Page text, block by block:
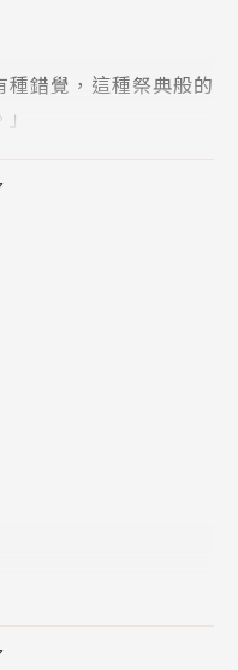
種錯覺，這種祭典般的
獨一無二之強悍為目
做出巨大貢獻，云依
開纏人的挖角攻勢。
息前暫避風頭，而動
開魯莽冒險的新手玩
指導教官！？不僅如
，他發現了被巧妙掩